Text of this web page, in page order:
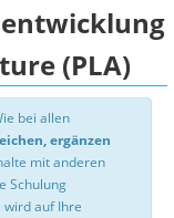
(PLA)
bei allen
ergänzen
mit anderen
Schulung
auf Ihre